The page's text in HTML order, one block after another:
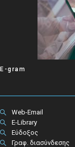
E-gram
Web-Email
E-Library
Εύδοξος
Γραφ. διασύνδεσης